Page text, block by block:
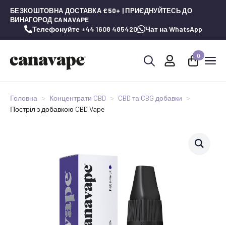
БЕЗКОШТОВНА ДОСТАВКА £50+ | ПРИЄДНУЙТЕСЬ ДО
ВИНАГОРОД CANAVAPE
Телефонуйте +44 1608 485420 Чат на WhatsApp
0
Головна Концентрати CBD
CBD та CBG добавки
Постріл з добавкою CBD Vape